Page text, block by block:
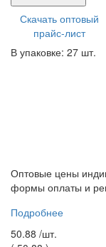
Скачать оптовый
прайс-лист
В упаковке: 27 шт.
Оптовые цены
формы оплаты и
Подробнее
50.88 /шт.